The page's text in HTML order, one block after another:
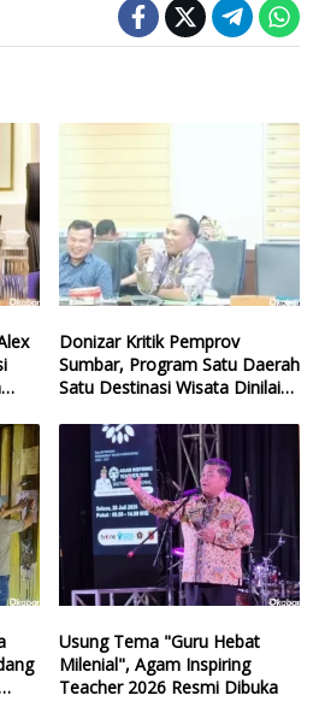
Donizar Kritik Pemprov
Sumbar, Program Satu Daerah
Satu Destinasi Wisata Dinilai
Usung Tema "Guru Hebat
Milenial", Agam Inspiring
Teacher 2026 Resmi Dibuka